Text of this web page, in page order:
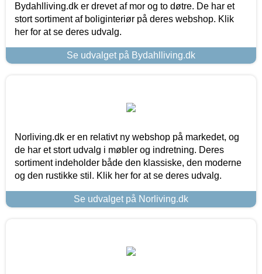
Bydahlliving.dk er drevet af mor og to døtre. De har et
stort sortiment af boliginteriør på deres webshop. Klik
her for at se deres udvalg.
Se udvalget på Bydahlliving.dk
Norliving.dk er en relativt ny webshop på markedet, og
de har et stort udvalg i møbler og indretning. Deres
sortiment indeholder både den klassiske, den moderne
og den rustikke stil. Klik her for at se deres udvalg.
Se udvalget på Norliving.dk